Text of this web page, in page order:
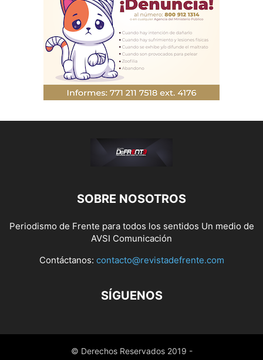
SOBRE NOSOTROS
Periodismo de Frente para todos los sentidos Un medio de
AVSI Comunicación
Contáctanos: contacto@revistadefrente.com
SÍGUENOS
© Derechos Reservados 2019 -